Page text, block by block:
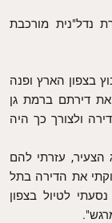
נדל"נית מורכבת
בצפון הארץ ופנה
דירתם ברמת גן
ולצורך כך היה
עזרתי להם
את הדירה בתל
לטיול בצפון